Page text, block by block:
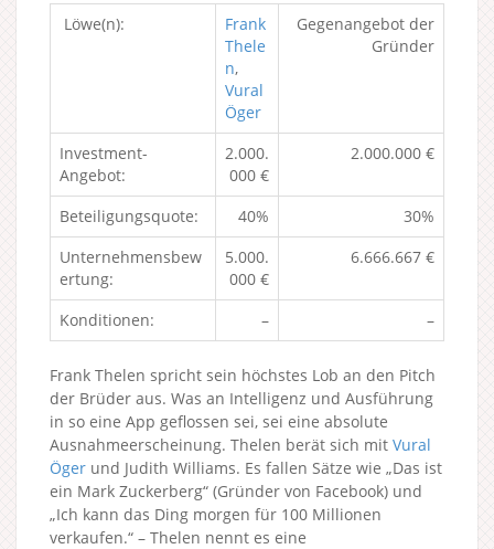
Löwe(n):
Frank
Thele
n,
Vural
Öger
Gegenangebot der
Gründer
Investment-
Angebot:
2.000.
000 €
2.000.000 €
Beteiligungsquote: 40%
30%
Unternehmensbew
ertung:
5.000.
000 €
6.666.667 €
Konditionen: – –
Frank Thelen spricht sein höchstes Lob an den Pitch
der Brüder aus. Was an Intelligenz und Ausführung
in so eine App geflossen sei, sei eine absolute
Ausnahmeerscheinung. Thelen berät sich mit Vural
Öger und Judith Williams. Es fallen Sätze wie „Das ist
ein Mark Zuckerberg“ (Gründer von Facebook) und
„Ich kann das Ding morgen für 100 Millionen
verkaufen.“ – Thelen nennt es eine